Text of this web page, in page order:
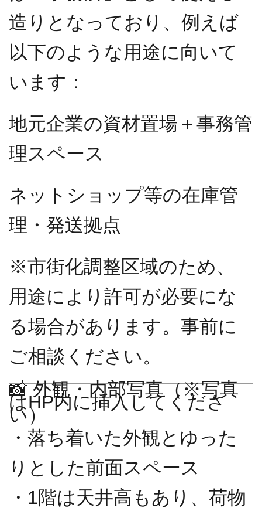
造りとなっており、例えば
以下のような用途に向いて
います：
地元企業の資材置場＋事務管
理スペース
ネットショップ等の在庫管
理・発送拠点
※市街化調整区域のため、
用途により許可が必要にな
る場合があります。事前に
ご相談ください。
📸 外観・内部写真（※写真
はHP内に挿入してくださ
い）
・落ち着いた外観とゆった
りとした前面スペース
・1階は天井高もあり、荷物